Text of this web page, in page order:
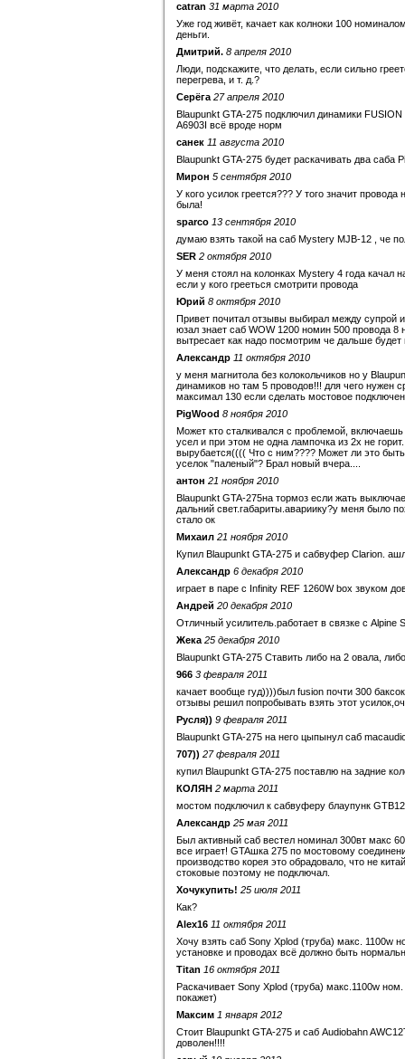
catran 31 марта 2010
Уже год живёт, качает как колноки 100
деньги.
Дмитрий. 8 апреля 2010
Люди, подскажите, что делать, если сильно
перегрева, и т. д.?
Серёга 27 апреля 2010
Blaupunkt GTA-275 подключил динамики
A6903I всё вроде норм
санек 11 августа 2010
Blaupunkt GTA-275 будет раскачивать два саба
Мирон 5 сентября 2010
У кого усилок греется??? У того значит
была!
sparco 13 сентября 2010
думаю взять такой на саб Mystery MJB-12 , че
SER 2 октября 2010
У меня стоял на колонках Mystery 4 года
если у кого грееться смотрити провода
Юрий 8 октября 2010
Привет почитал отзывы выбирал между супрой
юзал знает саб WOW 1200 номин 500 провода
вытресает как надо посмотрим че дальше будет
Александр 11 октября 2010
у меня магнитола без колокольчиков но у
динамиков но там 5 проводов!!! для чего нужен
максимал 130 если сделать мостовое
PigWood 8 ноября 2010
Может кто сталкивался с проблемой, включаешь
усел и при этом не одна лампочка из 2х не
вырубается(((( Что с ним???? Может ли это
уселок "паленый"? Брал новый вчера....
антон 21 ноября 2010
Blaupunkt GTA-275на тормоз если жать
дальний свет.габариты.авариику?у меня было
стало ок
Михаил 21 ноября 2010
Купил Blaupunkt GTA-275 и сабвуфер Clarion.
Александр 6 декабря 2010
играет в паре с Infinity REF 1260W box звуком
Андрей 20 декабря 2010
Отличный усилитель.работает в связке с Alpine
Жека 25 декабря 2010
Blaupunkt GTA-275 Ставить либо на 2 овала,
966 3 февраля 2011
качает вообще гуд))))был fusion почти 300
отзывы решил попробывать взять этот
Русля)) 9 февраля 2011
Blaupunkt GTA-275 на него цыпынул саб
707)) 27 февраля 2011
купил Blaupunkt GTA-275 поставлю на задние
КОЛЯН 2 марта 2011
мостом подключил к сабвуферу блаупунк
Александр 25 мая 2011
Был активный саб вестел номинал 300вт макс
все играет! GTAшка 275 по мостовому
производство корея это обрадовало, что не
стоковые поэтому не подключал.
Хочукупить! 25 июля 2011
Как?
Alex16 11 октября 2011
Хочу взять саб Sony Xplod (труба) макс. 1100w
установке и проводах всё должно быть
Titan 16 октября 2011
Раскачивает Sony Xplod (труба) макс.1100w
покажет)
Максим 1 января 2012
Стоит Blaupunkt GTA-275 и саб Audiobahn
доволен!!!!